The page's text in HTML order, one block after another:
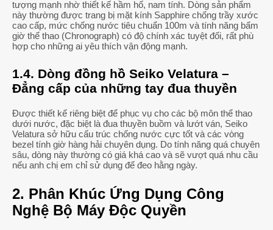
tượng mạnh nhờ thiết kế hầm hố, nam tính. Dòng sản phẩm
này thường được trang bị mặt kính Sapphire chống trầy xước
cao cấp, mức chống nước tiêu chuẩn 100m và tính năng bấm
giờ thể thao (Chronograph) có độ chính xác tuyệt đối, rất phù
hợp cho những ai yêu thích vận động mạnh.
1.4. Dòng đồng hồ Seiko Velatura –
Đẳng cấp của những tay đua thuyền
Được thiết kế riêng biệt để phục vụ cho các bộ môn thể thao
dưới nước, đặc biệt là đua thuyền buồm và lướt ván, Seiko
Velatura sở hữu cấu trúc chống nước cực tốt và các vòng
bezel tính giờ hàng hải chuyên dụng. Do tính năng quá chuyên
sâu, dòng này thường có giá khá cao và sẽ vượt quá nhu cầu
nếu anh chị em chỉ sử dụng để đeo hằng ngày.
2. Phân Khúc Ứng Dụng Công
Nghệ Bộ Máy Độc Quyền